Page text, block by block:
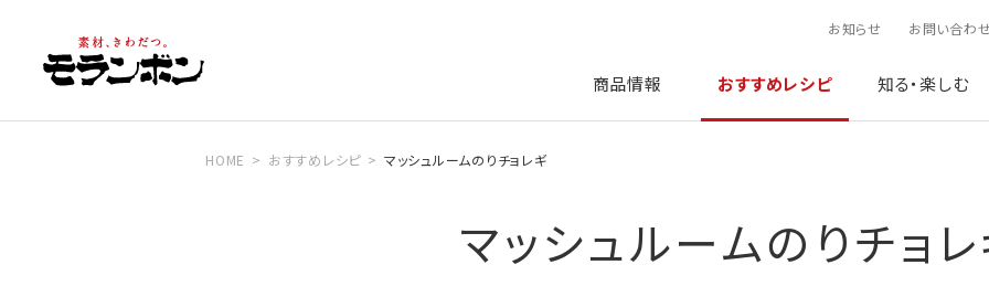
お知らせ お問い合わ
商品情報 おすすめレシピ 知る・楽しむ
HOME おすすめレシピ マッシュルームのりチョレギ
マッシュルームのりチョ